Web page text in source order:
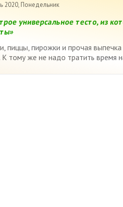
2020, Понедельник
универсальное тесто, из
пиццы, пирожки и прочая
К тому же не надо тратить время